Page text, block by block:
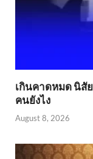
เกินคาดหมด นิสัย
คนยังไง
August 8, 2026